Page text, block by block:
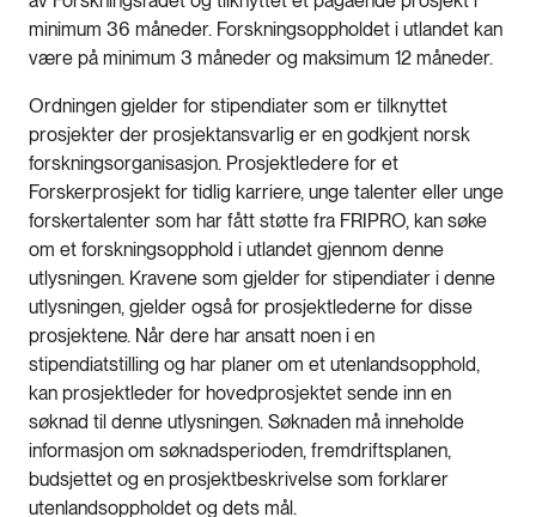
minimum 36 måneder. Forskningsoppholdet i utlandet kan
være på minimum 3 måneder og maksimum 12 måneder.
Ordningen gjelder for stipendiater som er tilknyttet
prosjekter der prosjektansvarlig er en godkjent norsk
forskningsorganisasjon. Prosjektledere for et
Forskerprosjekt for tidlig karriere, unge talenter eller unge
forskertalenter som har fått støtte fra FRIPRO, kan søke
om et forskningsopphold i utlandet gjennom denne
utlysningen. Kravene som gjelder for stipendiater i denne
utlysningen, gjelder også for prosjektlederne for disse
prosjektene. Når dere har ansatt noen i en
stipendiatstilling og har planer om et utenlandsopphold,
kan prosjektleder for hovedprosjektet sende inn en
søknad til denne utlysningen. Søknaden må inneholde
informasjon om søknadsperioden, fremdriftsplanen,
budsjettet og en prosjektbeskrivelse som forklarer
utenlandsoppholdet og dets mål.